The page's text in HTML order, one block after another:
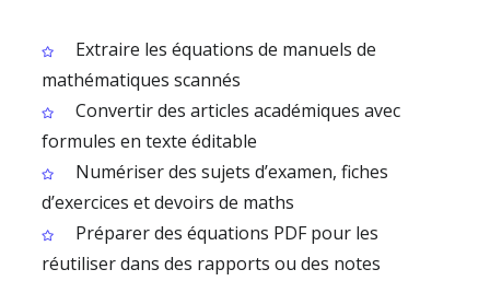
Extraire les équations de manuels de
mathématiques scannés
Convertir des articles académiques avec
formules en texte éditable
Numériser des sujets d’examen, fiches
d’exercices et devoirs de maths
Préparer des équations PDF pour les
réutiliser dans des rapports ou des notes